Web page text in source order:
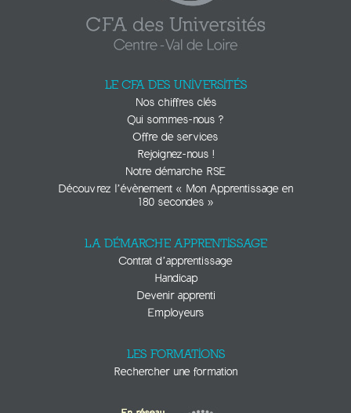
LE CFA DES UNIVERSITÉS
Nos chiffres clés
Qui sommes-nous ?
Offre de services
Rejoignez-nous !
Notre démarche RSE
Découvrez l’évènement « Mon Apprentissage en
180 secondes »
LA DÉMARCHE APPRENTISSAGE
Contrat d’apprentissage
Handicap
Devenir apprenti
Employeurs
LES FORMATIONS
Rechercher une formation